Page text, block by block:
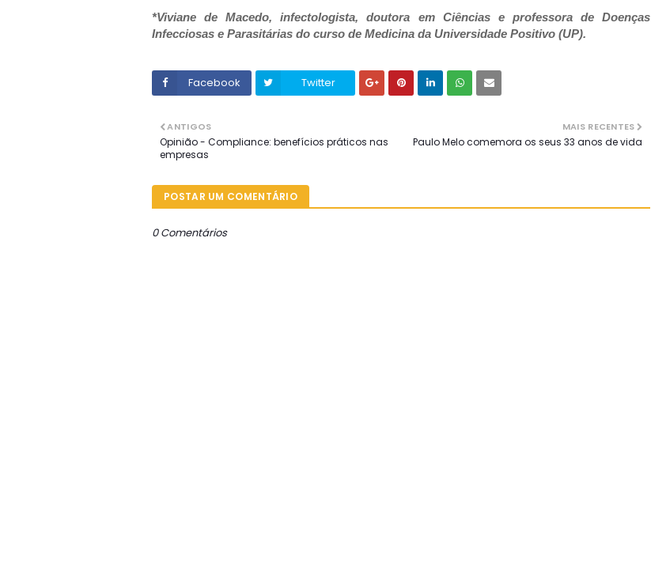
*Viviane de Macedo, infectologista, doutora em Ciências e professora de Doenças
Infecciosas e Parasitárias do curso de Medicina da Universidade Positivo (UP).
Facebook Twitter
MAIS RECENTES
Paulo Melo comemora os seus 33 anos de vida
ANTIGOS
Opinião - Compliance: benefícios práticos nas
empresas
POSTAR UM COMENTÁRIO
0 Comentários